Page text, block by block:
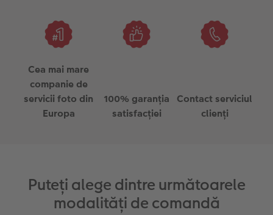
Cea mai mare
companie de
servicii foto din
Europa
100% garanția
satisfacției
Contact serviciul
clienți
Puteți alege dintre următoarele
modalități de comandă